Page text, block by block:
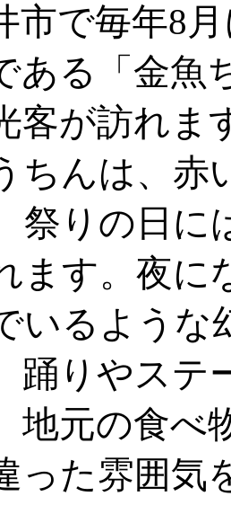
市で毎年8
ある「金魚
客が訪れま
ちんは、赤
祭りの日に
ます。夜に
いるような
踊りやステ
地元の食べ
った雰囲気